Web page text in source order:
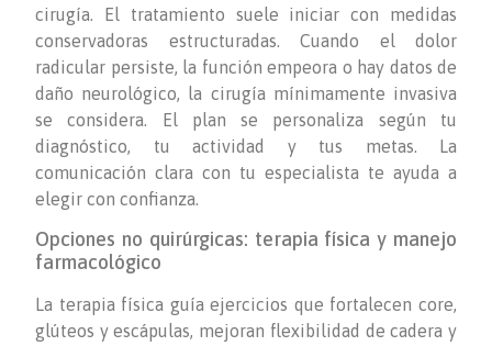
cirugía. El tratamiento suele iniciar con medidas
conservadoras estructuradas. Cuando el dolor
radicular persiste, la función empeora o hay datos de
daño neurológico, la cirugía mínimamente invasiva
se considera. El plan se personaliza según tu
diagnóstico, tu actividad y tus metas. La
comunicación clara con tu especialista te ayuda a
elegir con confianza.
Opciones no quirúrgicas: terapia física y manejo
farmacológico
La terapia física guía ejercicios que fortalecen core,
glúteos y escápulas, mejoran flexibilidad de cadera y